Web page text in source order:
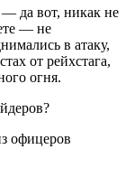
да вот, никак не
— не
в атаку,
от рейхстага,
огня.
офицеров